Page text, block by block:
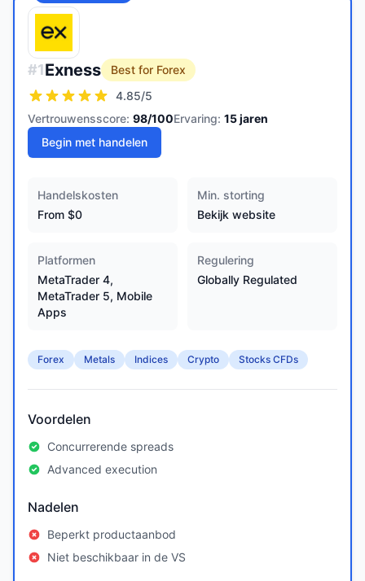
#1Exness
Best for Forex
4.85/5
Vertrouwensscore: 98/100Ervaring: 15jaren
Begin met handelen
Handelskosten
From $0
Min. storting
Bekijk website
Platformen
MetaTrader 4,
MetaTrader 5, Mobile
Apps
Regulering
Globally Regulated
Forex Metals Indices Crypto Stocks CFDs
Voordelen
Concurrerende spreads
Advanced execution
Nadelen
Beperkt productaanbod
Niet beschikbaar in de VS